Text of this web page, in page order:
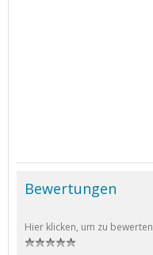
Bewertungen
Hier klicken, um zu bewerten